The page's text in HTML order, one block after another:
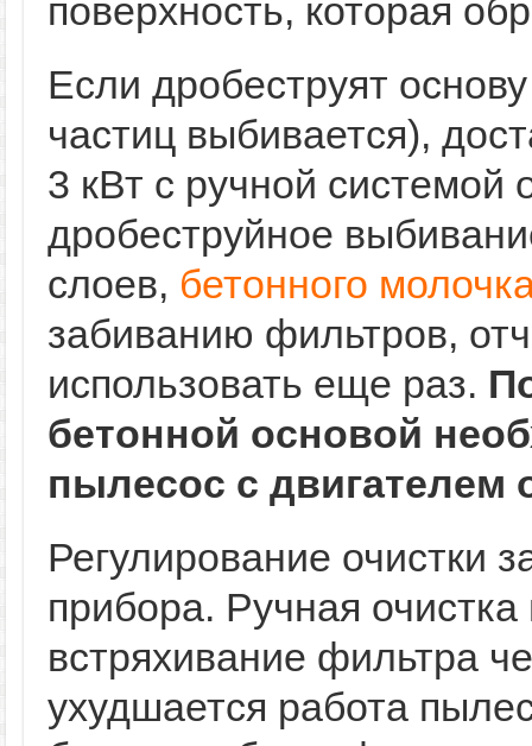
поверхность, которая
Если дробеструят
частиц выбивается),
3 кВт с ручной системой
дробеструйное
слоев, бетонного
забиванию фильтров,
использовать еще раз.
бетонной основой
пылесос с двигателем
Регулирование очистки
прибора. Ручная
встряхивание фильтра
ухудшается работа